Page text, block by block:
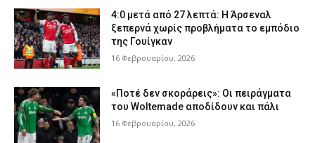
4:0 μετά από 27 λεπτά: Η Άρσεναλ
ξεπερνά χωρίς προβλήματα το εμπόδιο
της Γουίγκαν
16 Φεβρουαρίου, 2026
«Ποτέ δεν σκοράρεις»: Οι πειράγματα
του Woltemade αποδίδουν και πάλι
16 Φεβρουαρίου, 2026